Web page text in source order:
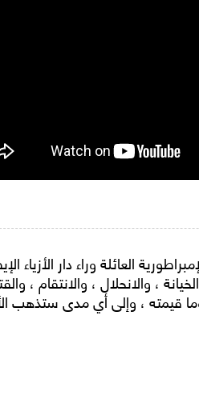
العائلة وراء دار الأزياء
، والانحلال ، والانتقام ،
قيمته ، وإلى أي مدى ستذهب